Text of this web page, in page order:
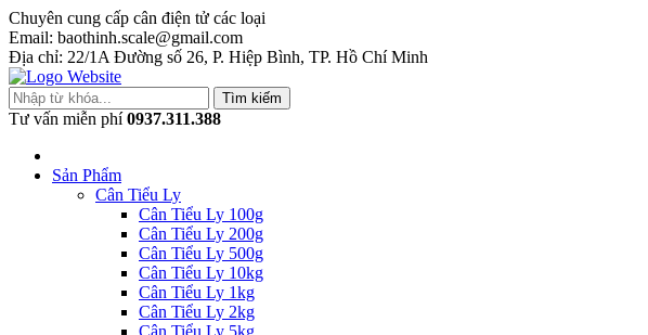
Chuyên cung cấp cân điện tử các loại
Email: baothinh.scale@gmail.com
Địa chỉ: 22/1A Đường số 26, P. Hiệp Bình, TP. Hồ Chí Minh
Tìm kiếm
Tư vấn miễn phí 0937.311.388
Sản Phẩm
Cân Tiểu Ly
Cân Tiểu Ly 100g
Cân Tiểu Ly 200g
Cân Tiểu Ly 500g
Cân Tiểu Ly 10kg
Cân Tiểu Ly 1kg
Cân Tiểu Ly 2kg
Cân Tiểu Ly 5kg